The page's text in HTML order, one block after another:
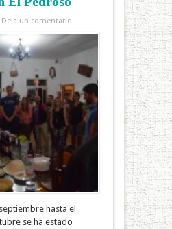
Deja un comentario
hasta el
se ha estado